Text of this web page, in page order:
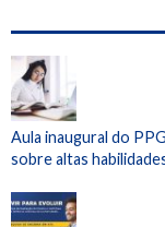
Aula inaugural do
sobre altas